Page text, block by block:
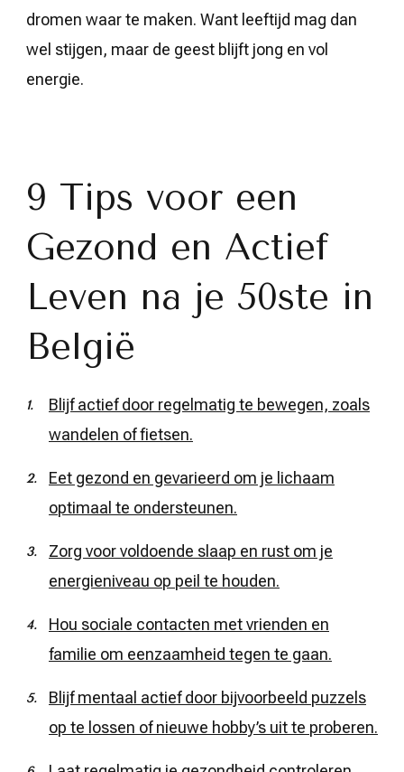
dromen waar te maken. Want leeftijd mag dan
wel stijgen, maar de geest blijft jong en vol
energie.
9 Tips voor een
Gezond en Actief
Leven na je 50ste in
België
Blijf actief door regelmatig te bewegen, zoals
wandelen of fietsen.
Eet gezond en gevarieerd om je lichaam
optimaal te ondersteunen.
Zorg voor voldoende slaap en rust om je
energieniveau op peil te houden.
Hou sociale contacten met vrienden en
familie om eenzaamheid tegen te gaan.
Blijf mentaal actief door bijvoorbeeld puzzels
op te lossen of nieuwe hobby’s uit te proberen.